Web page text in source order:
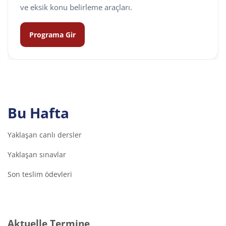
ve eksik konu belirleme araçları.
Programa Gir
Bu Hafta
Yaklaşan canlı dersler
Yaklaşan sınavlar
Son teslim ödevleri
Aktuelle Termine